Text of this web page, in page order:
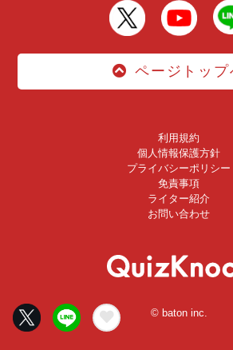
ページトップ
利用規約
個人情報保護方針
プライバシーポリシー
免責事項
ライター紹介
お問い合わせ
© baton inc.